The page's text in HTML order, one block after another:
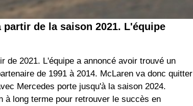
de la saison 2021. L'équipe
de 2021. L'équipe a annoncé avoir trouvé un
de 1991 à 2014. McLaren va donc quitter
Mercedes porte jusqu'à la saison 2024.
à long terme pour retrouver le succès en